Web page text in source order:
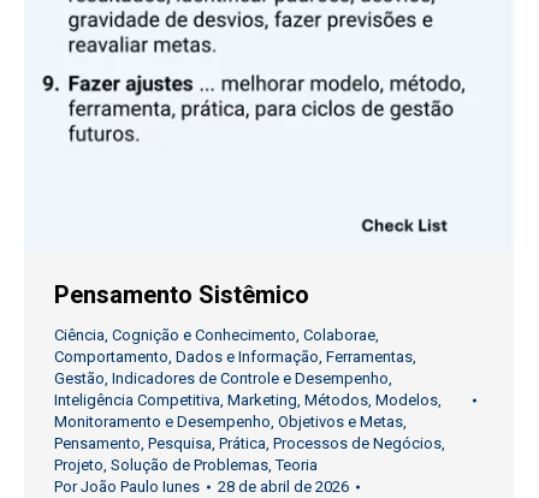
Pensamento Sistêmico
Ciência, Cognição e Conhecimento, Colaborae,
Comportamento, Dados e Informação, Ferramentas,
Gestão, Indicadores de Controle e Desempenho,
Inteligência Competitiva, Marketing, Métodos, Modelos,
Monitoramento e Desempenho, Objetivos e Metas,
Pensamento, Pesquisa, Prática, Processos de Negócios,
Projeto, Solução de Problemas,Teoria
PorJoão Paulo Iunes
28 de abril de 2026